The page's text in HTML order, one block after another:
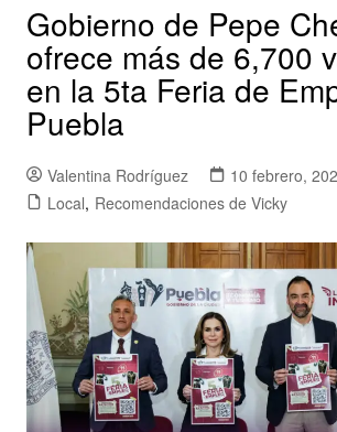
Gobierno de Pepe
ofrece más de 6,700
en la 5ta Feria de
Puebla
Valentina Rodríguez
10 febrero,
Local, Recomendaciones de Vicky